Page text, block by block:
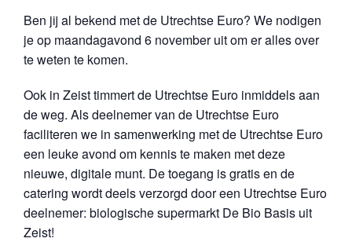
Ben jij al bekend met de Utrechtse Euro? We nodigen
je op maandagavond 6 november uit om er alles over
te weten te komen.
Ook in Zeist timmert de Utrechtse Euro inmiddels aan
de weg. Als deelnemer van de Utrechtse Euro
faciliteren we in samenwerking met de Utrechtse Euro
een leuke avond om kennis te maken met deze
nieuwe, digitale munt. De toegang is gratis en de
catering wordt deels verzorgd door een Utrechtse Euro
deelnemer: biologische supermarkt De Bio Basis uit
Zeist!